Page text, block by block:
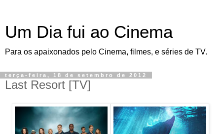
Um Dia fui ao Cinema
Para os apaixonados pelo Cinema, filmes, e séries de TV.
terça-feira, 18 de setembro de 2012
Last Resort [TV]